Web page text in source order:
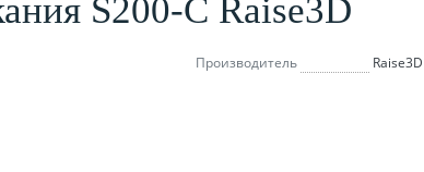
S200-C Raise3D
Производитель Raise3D